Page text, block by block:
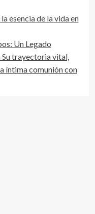
esencia de la vida en
Un Legado
Su trayectoria vital,
íntima comunión con